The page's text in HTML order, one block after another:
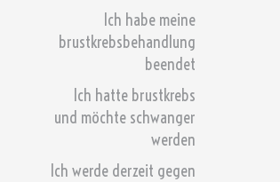
Ich habe meine
brustkrebsbehandlung
beendet
Ich hatte brustkrebs
und möchte schwanger
werden
Ich werde derzeit gegen